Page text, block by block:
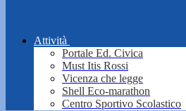
Attività
Portale Ed. Civica
Must Itis Rossi
Vicenza che legge
Shell Eco-marathon
Centro Sportivo Scolastico